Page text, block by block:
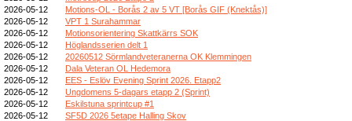
2026-05-12
Motions-OL - Borås 2 av 5 VT [Borås GIF (Knektås)]
2026-05-12
VPT 1 Surahammar
2026-05-12
Motionsorientering Skattkärrs SOK
2026-05-12
Höglandsserien delt 1
2026-05-12
20260512 Sörmlandveteranerna OK Klemmingen
2026-05-12
Dala Veteran OL Hedemora
2026-05-12
EES - Eslöv Evening Sprint 2026. Etapp2
2026-05-12
Ungdomens 5-dagars etapp 2 (Sprint)
2026-05-12
Eskilstuna sprintcup #1
2026-05-12
SF5D 2026 5etape Halling Skov